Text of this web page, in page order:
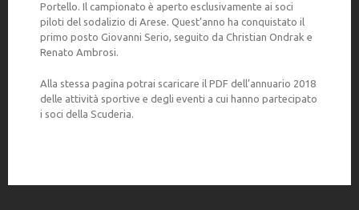
Portello. Il campionato è aperto esclusivamente ai soci
piloti del sodalizio di Arese. Quest’anno ha conquistato il
primo posto Giovanni Serio, seguito da Christian Ondrak e
Renato Ambrosi.
Alla stessa pagina potrai scaricare il PDF dell’annuario 2018
delle attività sportive e degli eventi a cui hanno partecipato
i soci della Scuderia.